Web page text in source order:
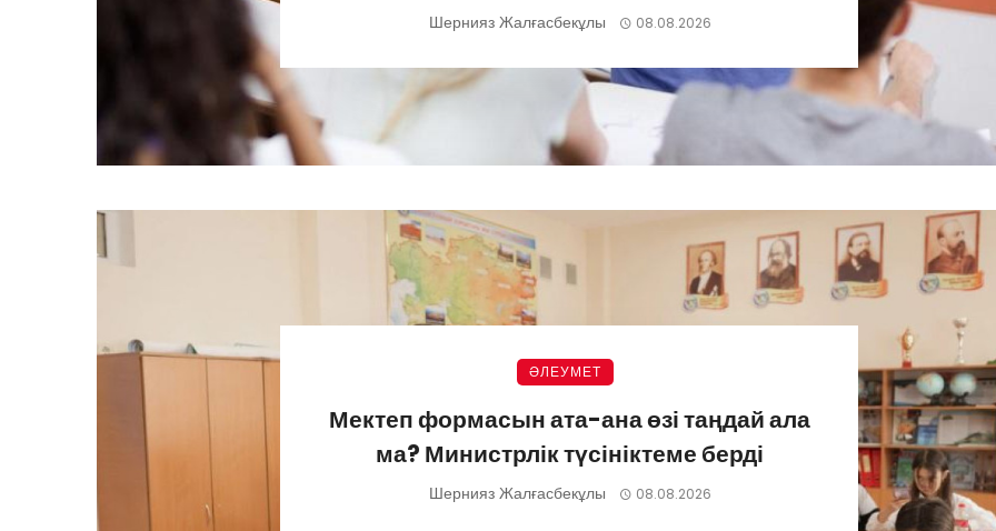
Шернияз Жалғасбекұлы 08.08.2026
ӘЛЕУМЕТ
Мектеп формасын ата-ана өзі таңдай ала
ма? Министрлік түсініктеме берді
Шернияз Жалғасбекұлы 08.08.2026